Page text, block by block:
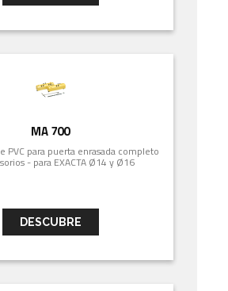
MA 700
PVC para puerta enrasada completo
- para EXACTA Ø14 y Ø16
DESCUBRE